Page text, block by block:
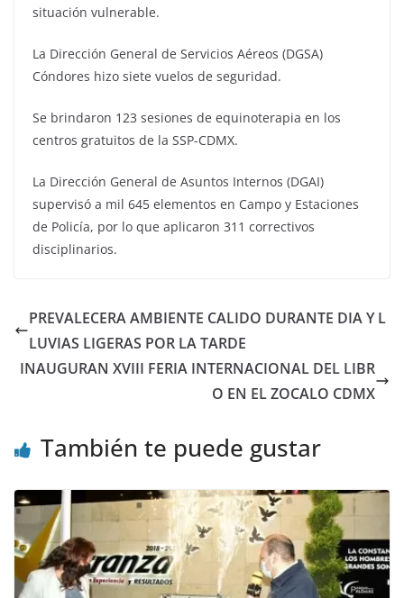
situación vulnerable.
La Dirección General de Servicios Aéreos (DGSA)
Cóndores hizo siete vuelos de seguridad.
Se brindaron 123 sesiones de equinoterapia en los
centros gratuitos de la SSP-CDMX.
La Dirección General de Asuntos Internos (DGAI)
supervisó a mil 645 elementos en Campo y Estaciones
de Policía, por lo que aplicaron 311 correctivos
disciplinarios.
PREVALECERA AMBIENTE CALIDO DURANTE DIA Y L
LUVIAS LIGERAS POR LA TARDE
INAUGURAN XVIII FERIA INTERNACIONAL DEL LIBR
O EN EL ZOCALO CDMX
También te puede gustar